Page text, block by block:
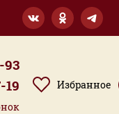
93
19
Избранное